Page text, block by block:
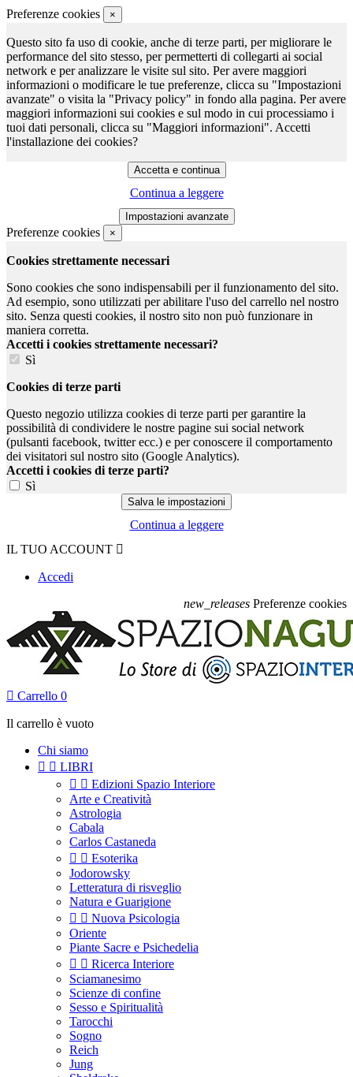
Preferenze cookies ×
Questo sito fa uso di cookie, anche di terze parti, per migliorare le
performance del sito stesso, per permetterti di collegarti ai social
network e per analizzare le visite sul sito. Per avere maggiori
informazioni o modificare le tue preferenze, clicca su "Impostazioni
avanzate" o visita la "Privacy policy" in fondo alla pagina. Per avere
maggiori informazioni sui cookies e sul modo in cui processiamo i
tuoi dati personali, clicca su "Maggiori informazioni". Accetti
l'installazione dei cookies?
Continua a leggere
Preferenze cookies ×
Cookies strettamente necessari
Sono cookies che sono indispensabili per il funzionamento del sito.
Ad esempio, sono utilizzati per abilitare l'uso del carrello nel nostro
sito. Senza questi cookies, il nostro sito non può funzionare in
maniera corretta.
Accetti i cookies strettamente necessari?
Sì
Cookies di terze parti
Questo negozio utilizza cookies di terze parti per garantire la
possibilità di condividere le nostre pagine sui social network
(pulsanti facebook, twitter ecc.) e per conoscere il comportamento
dei visitatori sul nostro sito (Google Analytics).
Accetti i cookies di terze parti?
Sì
Continua a leggere
IL TUO ACCOUNT 
Accedi
new_releases Preferenze cookies
 Carrello 0
Il carrello è vuoto
Chi siamo
  LIBRI
  Edizioni Spazio Interiore
Arte e Creatività
Astrologia
Cabala
Carlos Castaneda
  Esoterika
Jodorowsky
Letteratura di risveglio
Natura e Guarigione
  Nuova Psicologia
Oriente
Piante Sacre e Psichedelia
  Ricerca Interiore
Sciamanesimo
Scienze di confine
Sesso e Spiritualità
Tarocchi
Sogno
Reich
Jung